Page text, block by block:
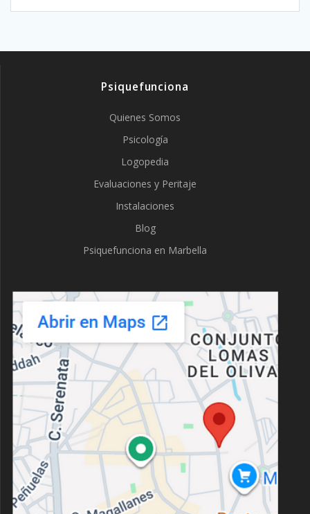
Psiquefunciona
Quienes Somos
Psicología
Logopedia
Evaluaciones y Peritaje
Instalaciones
Blog
Psiquefunciona en Marbella